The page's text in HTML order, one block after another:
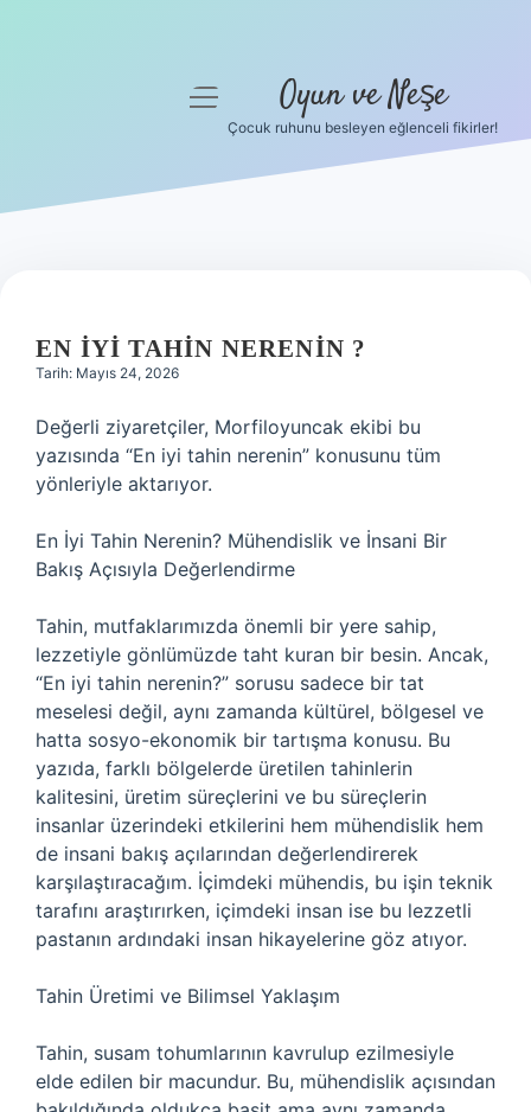
Hakkımızda
menüyü
Oyun ve Neşe
Çocuk ruhunu besleyen eğlenceli fikirler!
EN IYI TAHIN NERENIN ?
Tarih: Mayıs 24, 2026
Değerli ziyaretçiler, Morfiloyuncak ekibi bu
yazısında “En iyi tahin nerenin” konusunu tüm
yönleriyle aktarıyor.
En İyi Tahin Nerenin? Mühendislik ve İnsani Bir
Bakış Açısıyla Değerlendirme
Tahin, mutfaklarımızda önemli bir yere sahip,
lezzetiyle gönlümüzde taht kuran bir besin. Ancak,
“En iyi tahin nerenin?” sorusu sadece bir tat
meselesi değil, aynı zamanda kültürel, bölgesel ve
hatta sosyo-ekonomik bir tartışma konusu. Bu
yazıda, farklı bölgelerde üretilen tahinlerin
kalitesini, üretim süreçlerini ve bu süreçlerin
insanlar üzerindeki etkilerini hem mühendislik hem
de insani bakış açılarından değerlendirerek
karşılaştıracağım. İçimdeki mühendis, bu işin teknik
tarafını araştırırken, içimdeki insan ise bu lezzetli
pastanın ardındaki insan hikayelerine göz atıyor.
Tahin Üretimi ve Bilimsel Yaklaşım
Tahin, susam tohumlarının kavrulup ezilmesiyle
elde edilen bir macundur. Bu, mühendislik açısından